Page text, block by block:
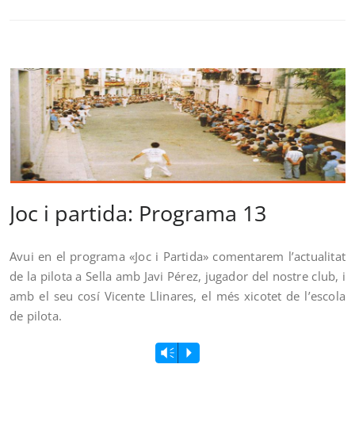
Joc i partida: Programa 13
Avui en el programa «Joc i Partida» comentarem l’actualitat
de la pilota a Sella amb Javi Pérez, jugador del nostre club, i
amb el seu cosí Vicente Llinares, el més xicotet de l’escola
de pilota.
Vm P